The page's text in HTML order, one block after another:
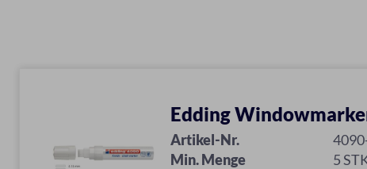
Edding
Artikel-Nr.
Min. Menge
5